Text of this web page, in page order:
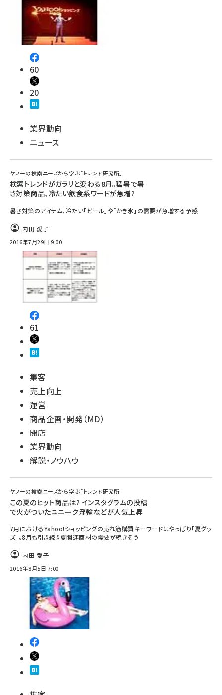
60
20
業界動向
ニュース
ヤフーの検索ニーズから学ぶ「トレンド研究所」
検索トレンドがガラリと変わる8月。猛暑で暑
さ対策商品、冷たい飲食系ワードが急増?
暑さ対策のアイテム、冷たい「ビール」や「かき氷」の需要が急増する予感
内田 愛子
2016年7月29日 9:00
61
集客
売上向上
運営
商品企画・開発（MD）
開店
業界動向
解説・ノウハウ
ヤフーの検索ニーズから学ぶ「トレンド研究所」
この夏のヒット商品は? インスタグラムの投稿
で火がついたユニーク浮輪などが人気上昇
7月におけるYahoo!ショッピングの売れ筋購買キーワードはやっぱり「夏グッ
ズ」。8月も引き続き夏関連商材の需要が続きそう
内田 愛子
2016年8月5日 7:00